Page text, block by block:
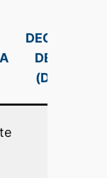
DECLARAŢIE
DE AVERE
(DA .PDF)